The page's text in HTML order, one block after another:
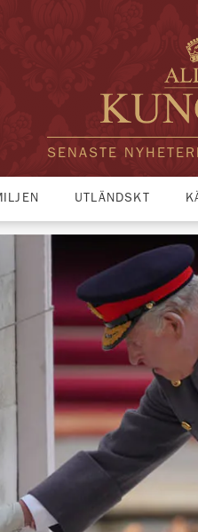
SENASTE
UTLÄNDSKT